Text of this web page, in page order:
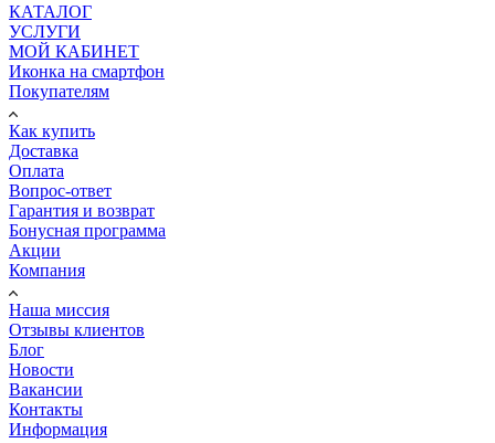
КАТАЛОГ
УСЛУГИ
МОЙ КАБИНЕТ
Иконка на смартфон
Покупателям
Как купить
Доставка
Оплата
Вопрос-ответ
Гарантия и возврат
Бонусная программа
Акции
Компания
Наша миссия
Отзывы клиентов
Блог
Новости
Вакансии
Контакты
Информация